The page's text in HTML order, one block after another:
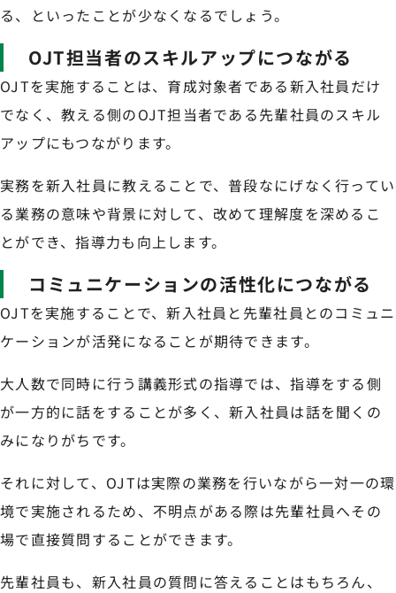
る、といったことが少なくなるでしょう。
OJT担当者のスキルアップにつながる
OJTを実施することは、育成対象者である新入社員だけ
でなく、教える側のOJT担当者である先輩社員のスキル
アップにもつながります。
実務を新入社員に教えることで、普段なにげなく行ってい
る業務の意味や背景に対して、改めて理解度を深めるこ
とができ、指導力も向上します。
コミュニケーションの活性化につながる
OJTを実施することで、新入社員と先輩社員とのコミュニ
ケーションが活発になることが期待できます。
大人数で同時に行う講義形式の指導では、指導をする側
が一方的に話をすることが多く、新入社員は話を聞くの
みになりがちです。
それに対して、OJTは実際の業務を行いながら一対一の環
境で実施されるため、不明点がある際は先輩社員へその
場で直接質問することができます。
先輩社員も、新入社員の質問に答えることはもちろん、